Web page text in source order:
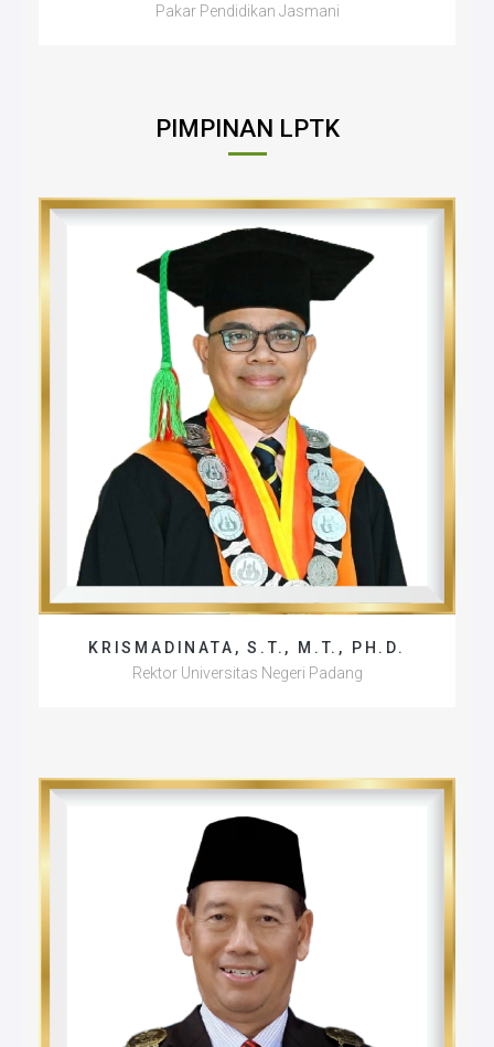
Pakar Pendidikan Jasmani
PIMPINAN LPTK
Universitas Negeri Padang
KRISMADINATA, S.T., M.T., PH.D.
Rektor Universitas Negeri Padang
Universitas Negeri Semarang